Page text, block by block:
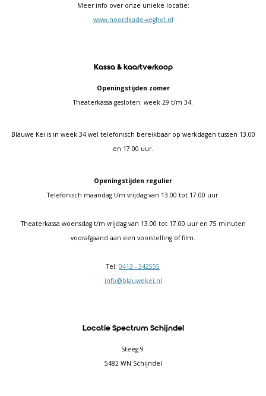
Meer info over onze unieke locatie:
www.noordkade-veghel.nl
Kassa & kaartverkoop
Openingstijden zomer
Theaterkassa gesloten: week 29 t/m 34.
Blauwe Kei is in week 34 wel telefonisch bereikbaar op werkdagen tussen 13.00
en 17.00 uur.
Openingstijden regulier
Telefonisch maandag t/m vrijdag van 13.00 tot 17.00 uur.
Theaterkassa woensdag t/m vrijdag van 13.00 tot 17.00 uur en 75 minuten
voorafgaand aan een voorstelling of film.
Tel: 0413 - 342555
info@blauwekei.nl
Locatie Spectrum Schijndel
Steeg 9
5482 WN Schijndel